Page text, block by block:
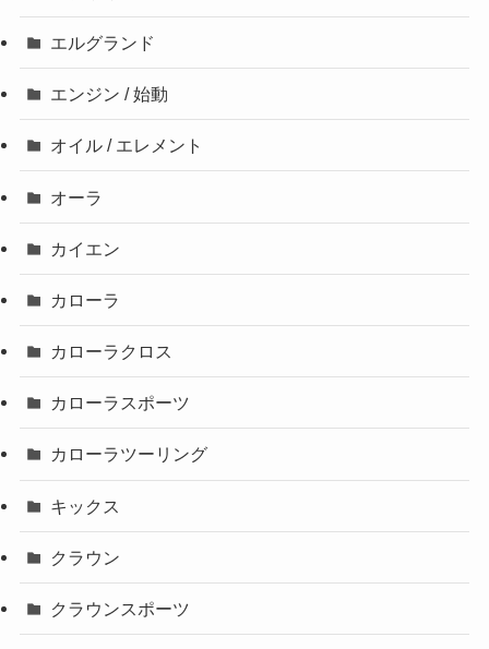
エルグランド
エンジン / 始動
オイル / エレメント
オーラ
カイエン
カローラ
カローラクロス
カローラスポーツ
カローラツーリング
キックス
クラウン
クラウンスポーツ